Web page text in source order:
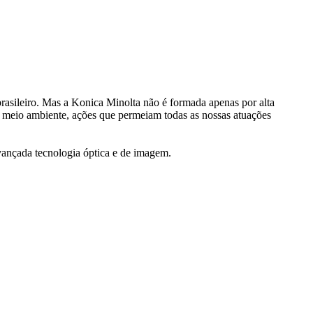
Mas a Konica Minolta não é formada apenas por alta
ambiente, ações que permeiam todas as nossas atuações
tecnologia óptica e de imagem.